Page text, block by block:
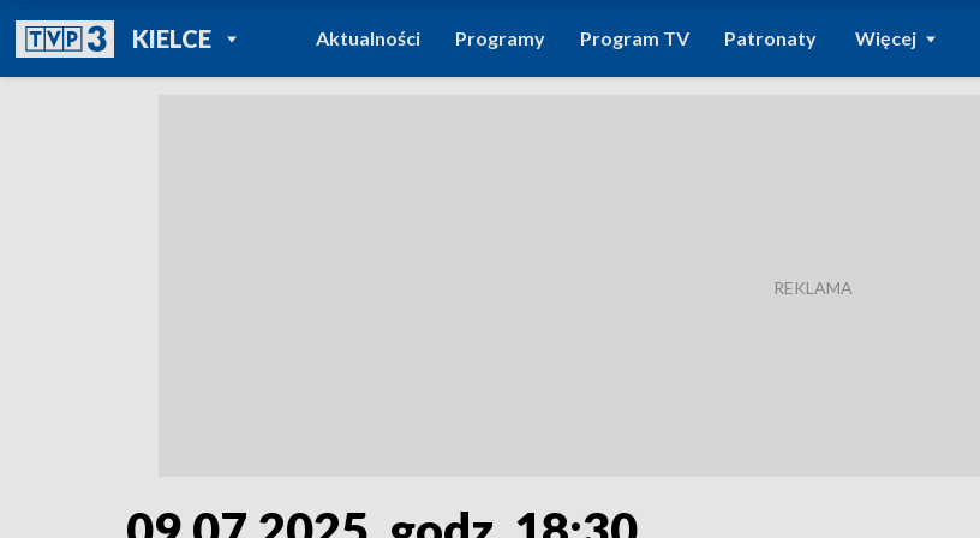
KIELCEPOWRÓT DO
TVP REGIONY
Aktualności Programy Program TV Patronaty Więcej